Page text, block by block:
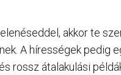
akkor te
A hírességek pedig
rossz átalakulási